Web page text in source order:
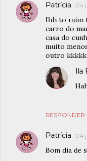
Patrícia 04
Ihh to ruim
carro do
casa do
muito
outro kkkkk
RESPONDER
Patrícia 04
Bom dia de